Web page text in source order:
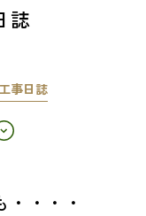
誌
工事日誌
・・・